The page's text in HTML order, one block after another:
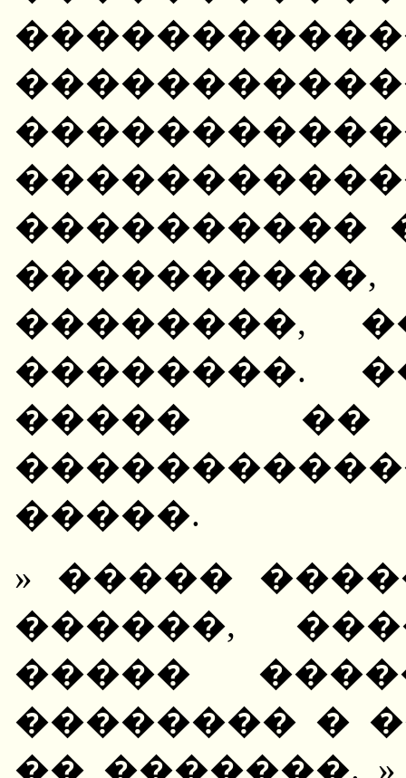
����������
��������,
��������.
�����
�����.
» �����
������,
�����
�������� �
�� �������.